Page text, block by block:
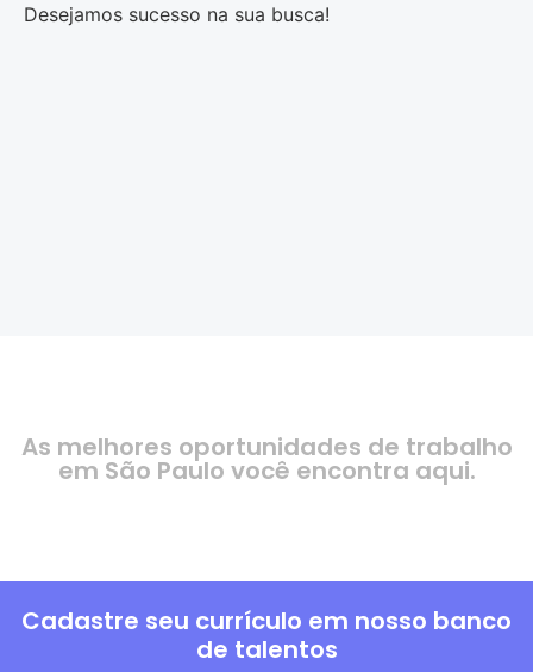
Desejamos sucesso na sua busca!
As melhores oportunidades de trabalho
em São Paulo você encontra aqui.
Cadastre seu currículo em nosso banco
de talentos